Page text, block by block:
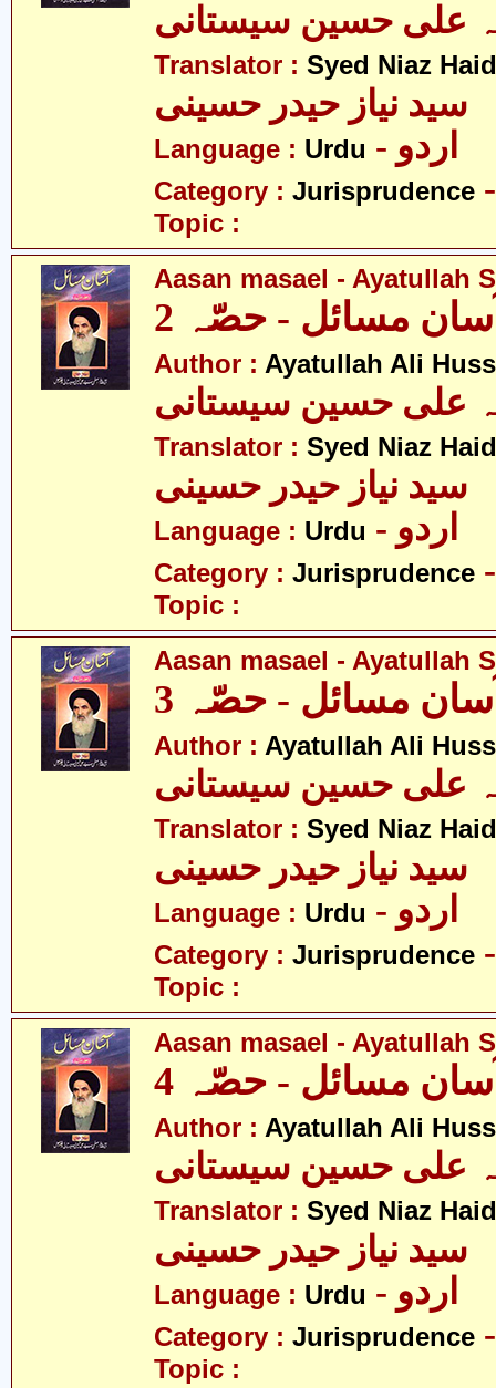
علی حسین سیستانی
Translator : Syed Niaz
سید نیاز حیدر حسینی
Language : Urdu - اردو
Category : Jurisprudence
Topic :
Aasan masael - Ayatullah
مسائل - حصّہ 2
Author : Ayatullah Ali
علی حسین سیستانی
Translator : Syed Niaz
سید نیاز حیدر حسینی
Language : Urdu - اردو
Category : Jurisprudence
Topic :
Aasan masael - Ayatullah
مسائل - حصّہ 3
Author : Ayatullah Ali
علی حسین سیستانی
Translator : Syed Niaz
سید نیاز حیدر حسینی
Language : Urdu - اردو
Category : Jurisprudence
Topic :
Aasan masael - Ayatullah
مسائل - حصّہ 4
Author : Ayatullah Ali
علی حسین سیستانی
Translator : Syed Niaz
سید نیاز حیدر حسینی
Language : Urdu - اردو
Category : Jurisprudence
Topic :